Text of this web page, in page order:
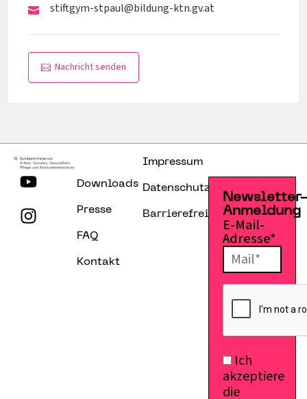
stiftgym-stpaul@bildung-ktn.gv.at
Nachricht senden
Downloads
Presse
FAQ
Kontakt
Impressum
Datenschutzerklärung
Barrierefreiheitserklärung
Anmeldung
E-Mail-
Adresse*
Ich
akzeptiere
die